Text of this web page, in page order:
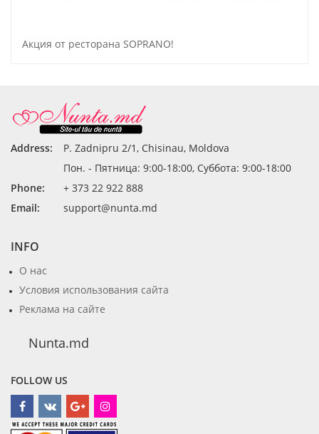
Акция от ресторана SOPRANO!
Address:
P. Zadnipru 2/1, Chisinau, Moldova
Пон. - Пятница: 9:00-18:00, Суббота: 9:00-18:00
Phone:
+ 373 22 922 888
Email:
support@nunta.md
INFO
О нас
Условия использования сайта
Реклама на сайте
Nunta.md
FOLLOW US